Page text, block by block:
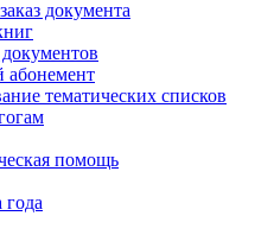
документа
тематических списков
помощь
года